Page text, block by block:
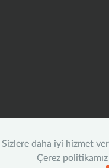
Sizlere daha iyi hizmet
Çerez